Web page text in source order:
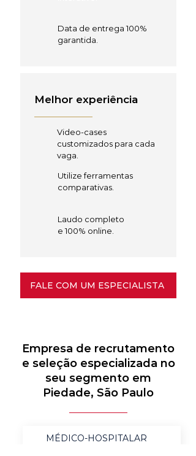
Data de entrega 100%
garantida.
Melhor experiência
Video-cases
customizados para cada
vaga.
Utilize ferramentas
comparativas.
Laudo completo
e 100% online.
FALE COM UM ESPECIALISTA
Empresa de recrutamento
e seleção especializada no
seu segmento em
Piedade, São Paulo
MÉDICO-HOSPITALAR